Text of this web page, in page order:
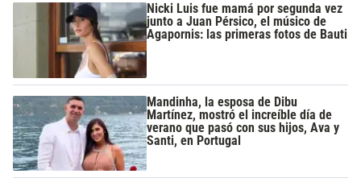
Nicki Luis fue mamá por segunda vez
junto a Juan Pérsico, el músico de
Agapornis: las primeras fotos de Bauti
Mandinha, la esposa de Dibu
Martínez, mostró el increíble día de
verano que pasó con sus hijos, Ava y
Santi, en Portugal